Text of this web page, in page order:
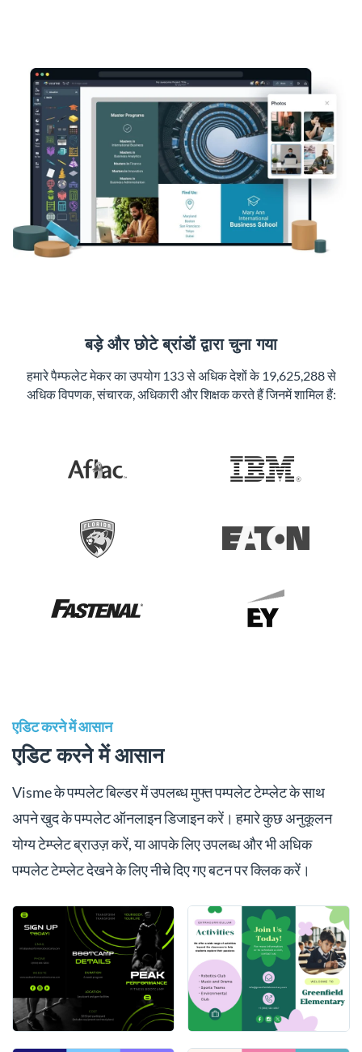
बड़े और छोटे ब्रांडों द्वारा चुना गया
हमारे पैम्फलेट मेकर का उपयोग 133 से अधिक देशों के 19,625,288 से
अधिक विपणक, संचारक, अधिकारी और शिक्षक करते हैं जिनमें शामिल हैं:
एडिट करने में आसान
एडिट करने में आसान
Visme के पम्पलेट बिल्डर में उपलब्ध मुफ्त पम्पलेट टेम्प्लेट के साथ
अपने खुद के पम्पलेट ऑनलाइन डिजाइन करें। हमारे कुछ अनुकूलन
योग्य टेम्प्लेट ब्राउज़ करें, या आपके लिए उपलब्ध और भी अधिक
पम्पलेट टेम्प्लेट देखने के लिए नीचे दिए गए बटन पर क्लिक करें।